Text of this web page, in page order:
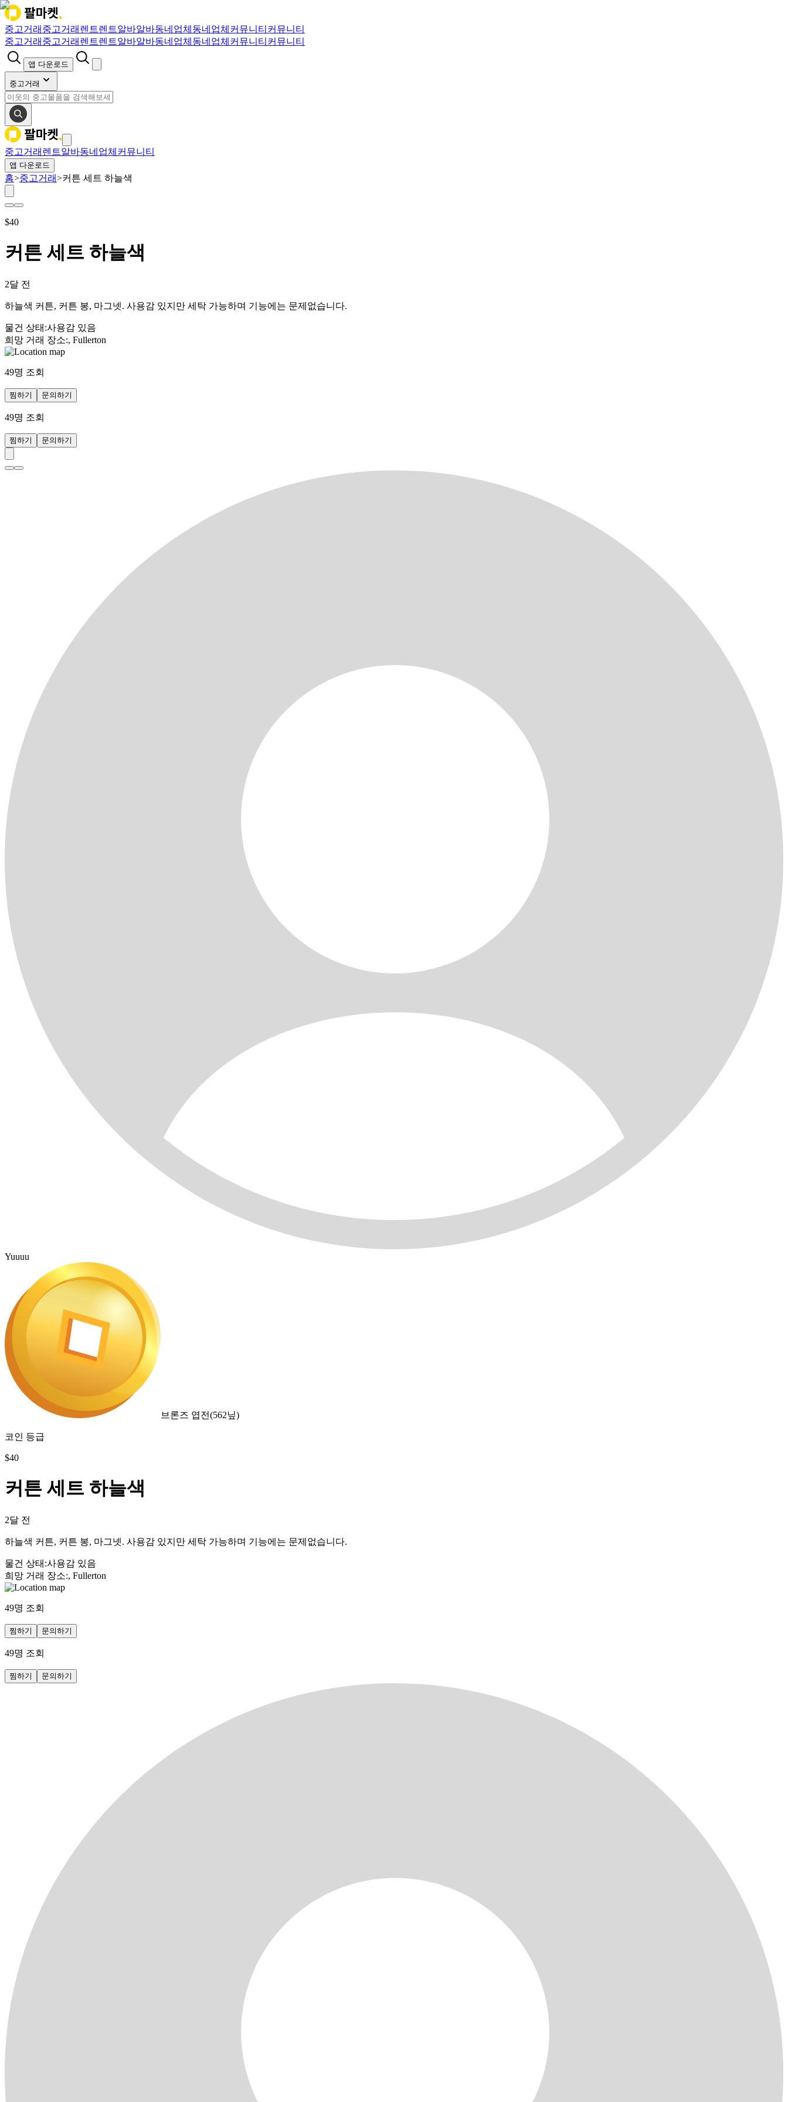
중고거래 중고거래 렌트렌트알바알바동네업체 동네업체 커뮤니티 커뮤니티
중고거래 중고거래 렌트렌트알바알바동네업체 동네업체 커뮤니티 커뮤니티
앱 다운로드
중고거래
중고거래 렌트알바동네업체 커뮤니티
앱 다운로드
홈>중고거래>커튼 세트 하늘색
$40
커튼 세트 하늘색
2달 전
하늘색 커튼, 커튼 봉, 마그넷. 사용감 있지만 세탁 가능하며 기능에는 문제없습니다.
물건 상태 :사용감 있음
희망 거래 장소:, Fullerton
49명 조회
찜하기 문의하기
49명 조회
찜하기 문의하기
Yuuuu
브론즈 엽전(562닢)
코인 등급
$40
커튼 세트 하늘색
2달 전
하늘색 커튼, 커튼 봉, 마그넷. 사용감 있지만 세탁 가능하며 기능에는 문제없습니다.
물건 상태 :사용감 있음
희망 거래 장소:, Fullerton
49명 조회
찜하기 문의하기
49명 조회
찜하기 문의하기